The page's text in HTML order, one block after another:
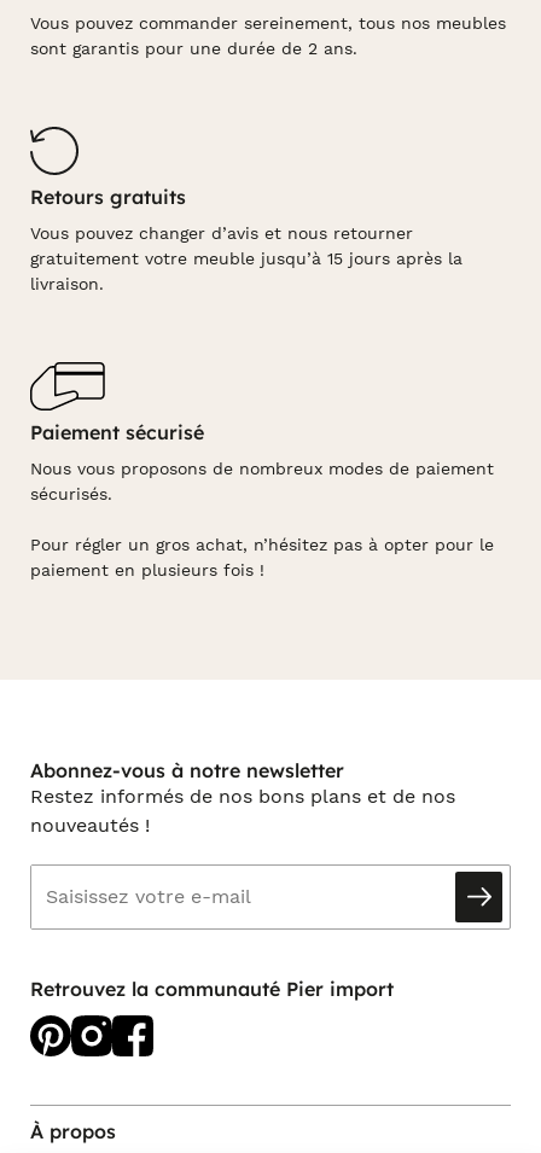
Vous pouvez commander sereinement, tous nos meubles
sont garantis pour une durée de 2 ans.
Retours gratuits
Vous pouvez changer d’avis et nous retourner
gratuitement votre meuble jusqu’à 15 jours après la
livraison.
Paiement sécurisé
Nous vous proposons de nombreux modes de paiement
sécurisés.
Pour régler un gros achat, n’hésitez pas à opter pour le
paiement en plusieurs fois !
Abonnez-vous à notre newsletter
Restez informés de nos bons plans et de nos
nouveautés !
Retrouvez la communauté Pier import
À propos